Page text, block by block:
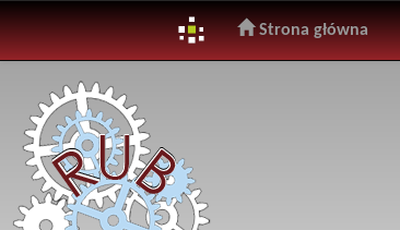
navigation
Strona główna